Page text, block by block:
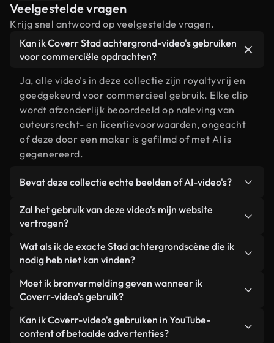
Veelgestelde vragen
Krijg snel antwoord op veelgestelde vragen.
Kan ik Coverr Stad achtergrond-video's gebruiken
voor commerciële opdrachten?
Ja, alle video's in deze collectie zijn royaltyvrij en
goedgekeurd voor commercieel gebruik. Elke clip
wordt afzonderlijk beoordeeld op naleving van
auteursrecht- en licentievoorwaarden, ongeacht
of deze door een maker is gefilmd of met AI is
gegenereerd.
Bevat deze collectie echte beelden of AI-video's?
Beide. Dit is een hybride bibliotheek die bestaat
uit echte, door mensen gefilmde beelden van Stad
gegenereerde video's. Elke video is duidelijk
gelabeld, zodat je altijd weet wat je gebruikt.
Zal het gebruik van deze video's mijn website
vertragen?
Niet als u voor onze geoptimaliseerde versies
kiest. Wij bieden lichtgewicht, webklare formaten
achtergrond. Zo blijft de kwaliteit hoog, worden de
laadtijden geminimaliseerd en worden
statistieken zoals LCP verbeterd.
Wat als ik de exacte Stad achtergrondscène die ik
nodig heb niet kan vinden?
Met Coverr AI Studio maak je direct een video.
Beschrijf de scène – bijvoorbeeld "Stad
genereert binnen enkele seconden een
gepersonaliseerde video die voldoet aan onze
Moet ik bronvermelding geven wanneer ik
Coverr-video's gebruik?
Naamsvermelding is niet vereist. Alle video's in
onze stockbibliotheek zijn royaltyvrij en kunnen
Kan ik Coverr-video's gebruiken in YouTube-
content of betaalde advertenties?